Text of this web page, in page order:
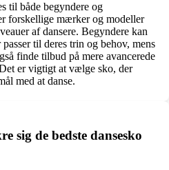
til både begyndere og
forskellige mærker og modeller
af dansere. Begyndere kan
til deres trin og behov, mens
finde tilbud på mere avancerede
er vigtigt at vælge sko, der
med at danse.
sig de bedste dansesko